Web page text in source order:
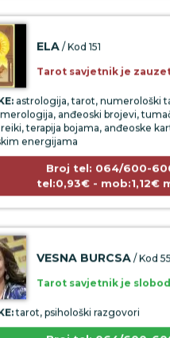
/ Kod 151
astrologija, tarot, numerološki
anđeoski brojevi,
terapija bojama, anđeoske
energijama
Broj tel: 064/600-
tel:0,93€ - mob:1,12€
/ Kod 55
tarot, psihološki razgovori
Broj tel: 064/600-